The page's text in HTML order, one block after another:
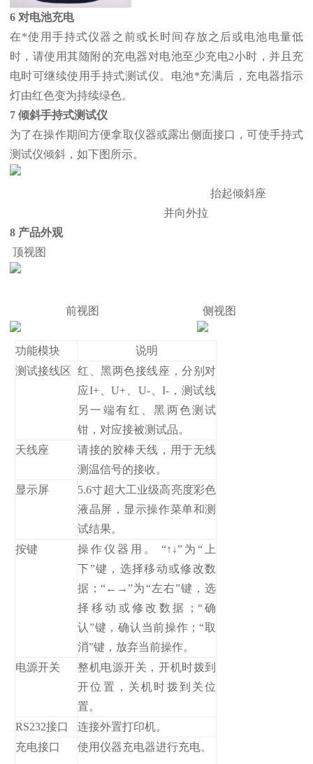
6 对电池充电
在*使用手持式仪器之前或长时间存放之后或电池电量低
时，请使用其随附的充电器对电池至少充电2小时，并且充
电时可继续使用手持式测试仪。电池*充满后，充电器指示
灯由红色变为持续绿色。
7 倾斜手持式测试仪
为了在操作期间方便拿取仪器或露出侧面接口，可使手持式
测试仪倾斜，如下图所示。
抬起倾斜座
并向外拉
8 产品外观
顶视图
前视图 侧视图
功能模块
说明
测试接线区 红、黑两色接线座，分别对
应I+、U+、U-、I-，测试线
另一端有红、黑两色测试
钳，对应接被测试品。
天线座
请接的胶棒天线，用于无线
测温信号的接收。
显示屏
5.6寸超大工业级高亮度彩色
液晶屏，显示操作菜单和测
试结果。
按键
操作仪器用。 “↑↓”为“上
下”键，选择移动或修改数
据；“←→”为“左右”键，选
择移动或修改数据；“确
认”键，确认当前操作；“取
消”键，放弃当前操作。
电源开关
整机电源开关，开机时拨到
开位置，关机时拨到关位
置。
RS232接口
连接外置打印机。
充电接口
使用仪器充电器进行充电。